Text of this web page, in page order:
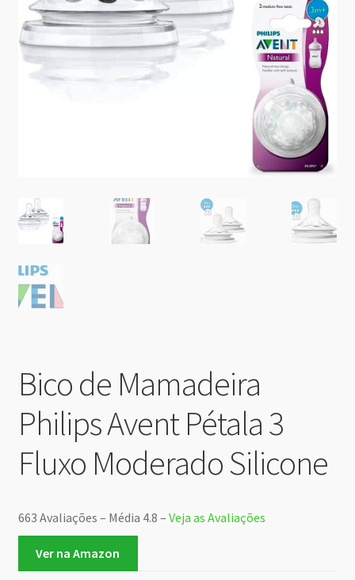
Bico de Mamadeira
Philips Avent Pétala 3
Fluxo Moderado Silicone
663 Avaliações – Média 4.8 – Veja as Avaliações
Ver na Amazon